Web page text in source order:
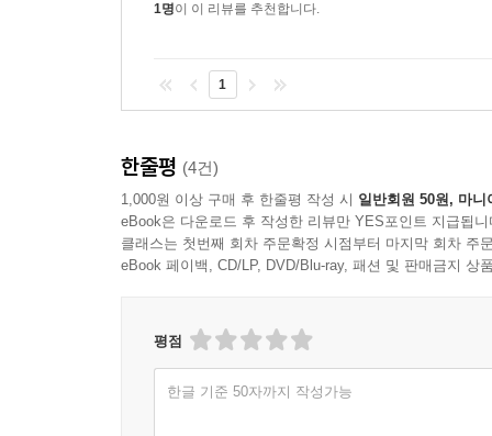
1 필터 사용하기
2 Filter Gallery로 여러 개의 필터 편집하기
4 Lens Correction으로 왜곡된 사진 보정하기
5 Liquify로 드래그하여 이미지 변형하기
6 Liquify로 얼굴을 자동 인식하여 성형하기
2 붓 터치 느낌의 Brush Strokes 필터 살펴보기
3 회화적인 Sketch 필터 살펴보기
4 스타일을 표현하는 Stylize 필터 살펴보기
1명이 이 리뷰를 추천합니다.
1
한줄평 (4건)
1,000원 이상 구매 후 한줄평 작성 시 일반회원 50원, 마니
eBook은 다운로드 후 작성한 리뷰만 YES포인트 지급됩니
클래스는 첫번째 회차 주문확정 시점부터 마지막 회차 주
eBook 페이백, CD/LP, DVD/Blu-ray, 패션 및 판매금지 상
평점
한글 기준 50자까지 작성가능